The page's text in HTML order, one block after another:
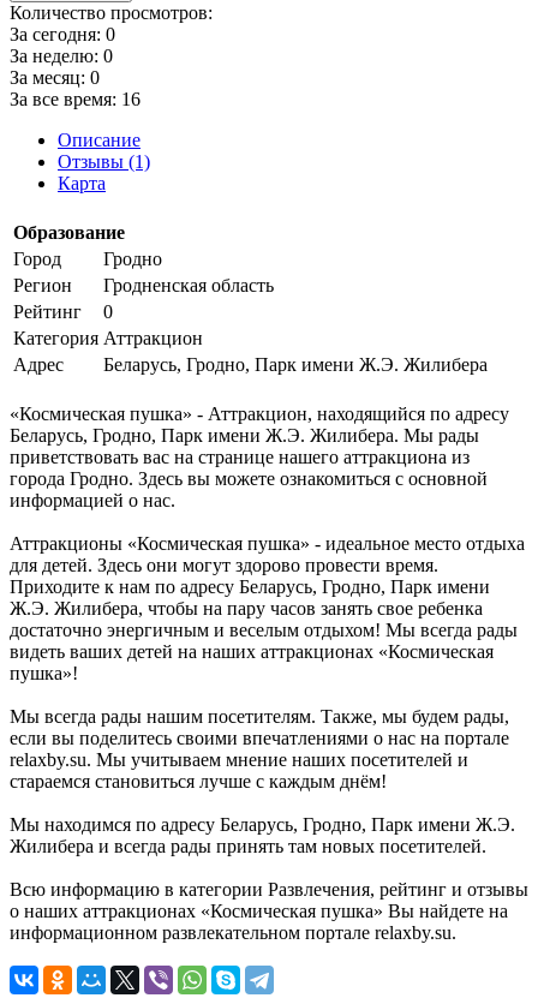
Количество просмотров:
За сегодня: 0
За неделю: 0
За месяц: 0
За все время: 16
Описание
Отзывы (1)
Карта
Образование
Город
Гродно
Регион
Гродненская область
Рейтинг
0
Категория Аттракцион
Адрес
Беларусь, Гродно, Парк имени Ж.Э. Жилибера
«Космическая пушка» - Аттракцион, находящийся по адресу
Беларусь, Гродно, Парк имени Ж.Э. Жилибера. Мы рады
приветствовать вас на странице нашего аттракциона из
города Гродно. Здесь вы можете ознакомиться с основной
информацией о нас.
Аттракционы «Космическая пушка» - идеальное место отдыха
для детей. Здесь они могут здорово провести время.
Приходите к нам по адресу Беларусь, Гродно, Парк имени
Ж.Э. Жилибера, чтобы на пару часов занять свое ребенка
достаточно энергичным и веселым отдыхом! Мы всегда рады
видеть ваших детей на наших аттракционах «Космическая
пушка»!
Мы всегда рады нашим посетителям. Также, мы будем рады,
если вы поделитесь своими впечатлениями о нас на портале
relaxby.su. Мы учитываем мнение наших посетителей и
стараемся становиться лучше с каждым днём!
Мы находимся по адресу Беларусь, Гродно, Парк имени Ж.Э.
Жилибера и всегда рады принять там новых посетителей.
Всю информацию в категории Развлечения, рейтинг и отзывы
о наших аттракционах «Космическая пушка» Вы найдете на
информационном развлекательном портале relaxby.su.